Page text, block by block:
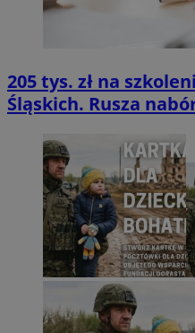
205 tys. zł na
Śląskich. Rusza